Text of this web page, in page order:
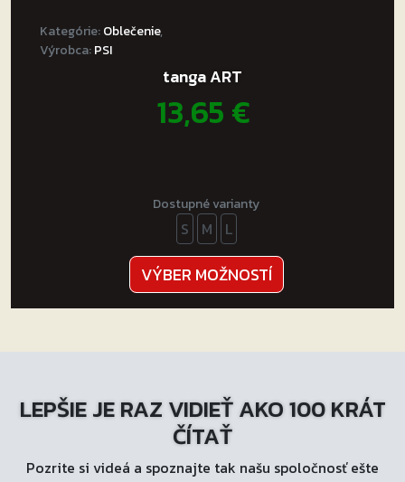
Kategórie:Oblečenie,
Výrobca:PSI
tanga ART
13,65€
Dostupné varianty
S M L
VÝBER MOŽNOSTÍ
produkt
má
si
môžete
na
LEPŠIE JE RAZ VIDIEŤ AKO 100 KRÁT
ČÍTAŤ
Pozrite si videá a spoznajte tak našu spoločnosť ešte